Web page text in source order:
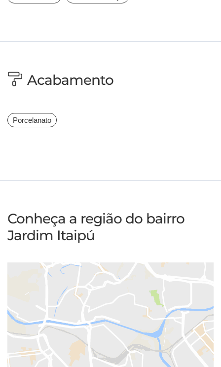
Acabamento
Porcelanato
Conheça a região do bairro
Jardim Itaipú